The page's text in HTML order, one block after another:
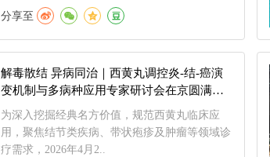
分享至
解毒散结 异病同治｜西黄丸调控炎-结-癌演
变机制与多病种应用专家研讨会在京圆满举
办
为深入挖掘经典名方价值，规范西黄丸临床应
用，聚焦结节类疾病、带状疱疹及肿瘤等领域诊
疗需求，2026年4月2..